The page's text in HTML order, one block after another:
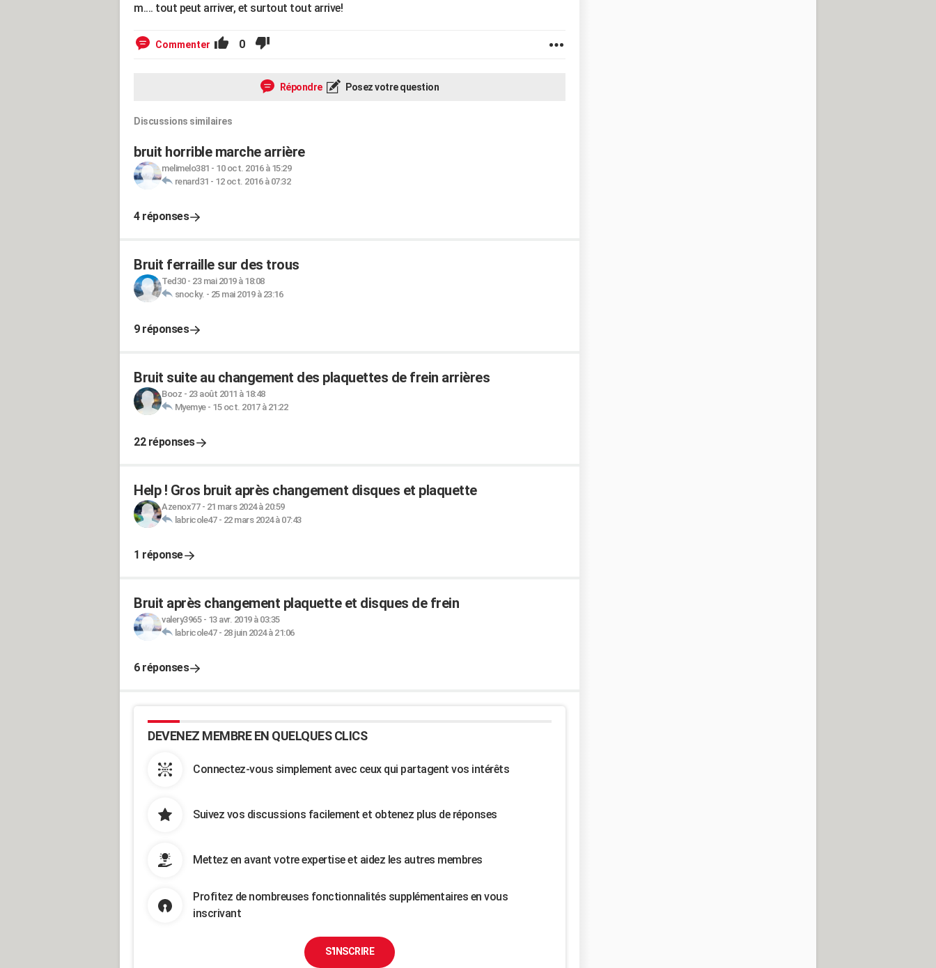
m.... tout peut arriver, et surtout tout arrive!
Commenter 0
Répondre Posez votre question
Discussions similaires
bruit horrible marche arrière
melimelo381 - 10 oct. 2016 à 15:29
renard31 - 12 oct. 2016 à 07:32
4 réponses
Bruit ferraille sur des trous
Ted30- 23 mai 2019 à 18:08
snocky. - 25 mai 2019 à 23:16
9 réponses
Bruit suite au changement des plaquettes de frein arrières
Booz - 23 août 2011 à 18:48
Myemye- 15 oct. 2017 à 21:22
22 réponses
Help ! Gros bruit après changement disques et plaquette
Azenox77- 21 mars 2024 à 20:59
labricole47- 22 mars 2024 à 07:43
1 réponse
Bruit après changement plaquette et disques de frein
valery3965- 13 avr. 2019 à 03:35
labricole47- 28 juin 2024 à 21:06
6 réponses
DEVENEZ MEMBRE EN QUELQUES CLICS
Connectez-vous simplement avec ceux qui partagent vos intérêts
Suivez vos discussions facilement et obtenez plus de réponses
Mettez en avant votre expertise et aidez les autres membres
Profitez de nombreuses fonctionnalités supplémentaires en vous
inscrivant
S'INSCRIRE